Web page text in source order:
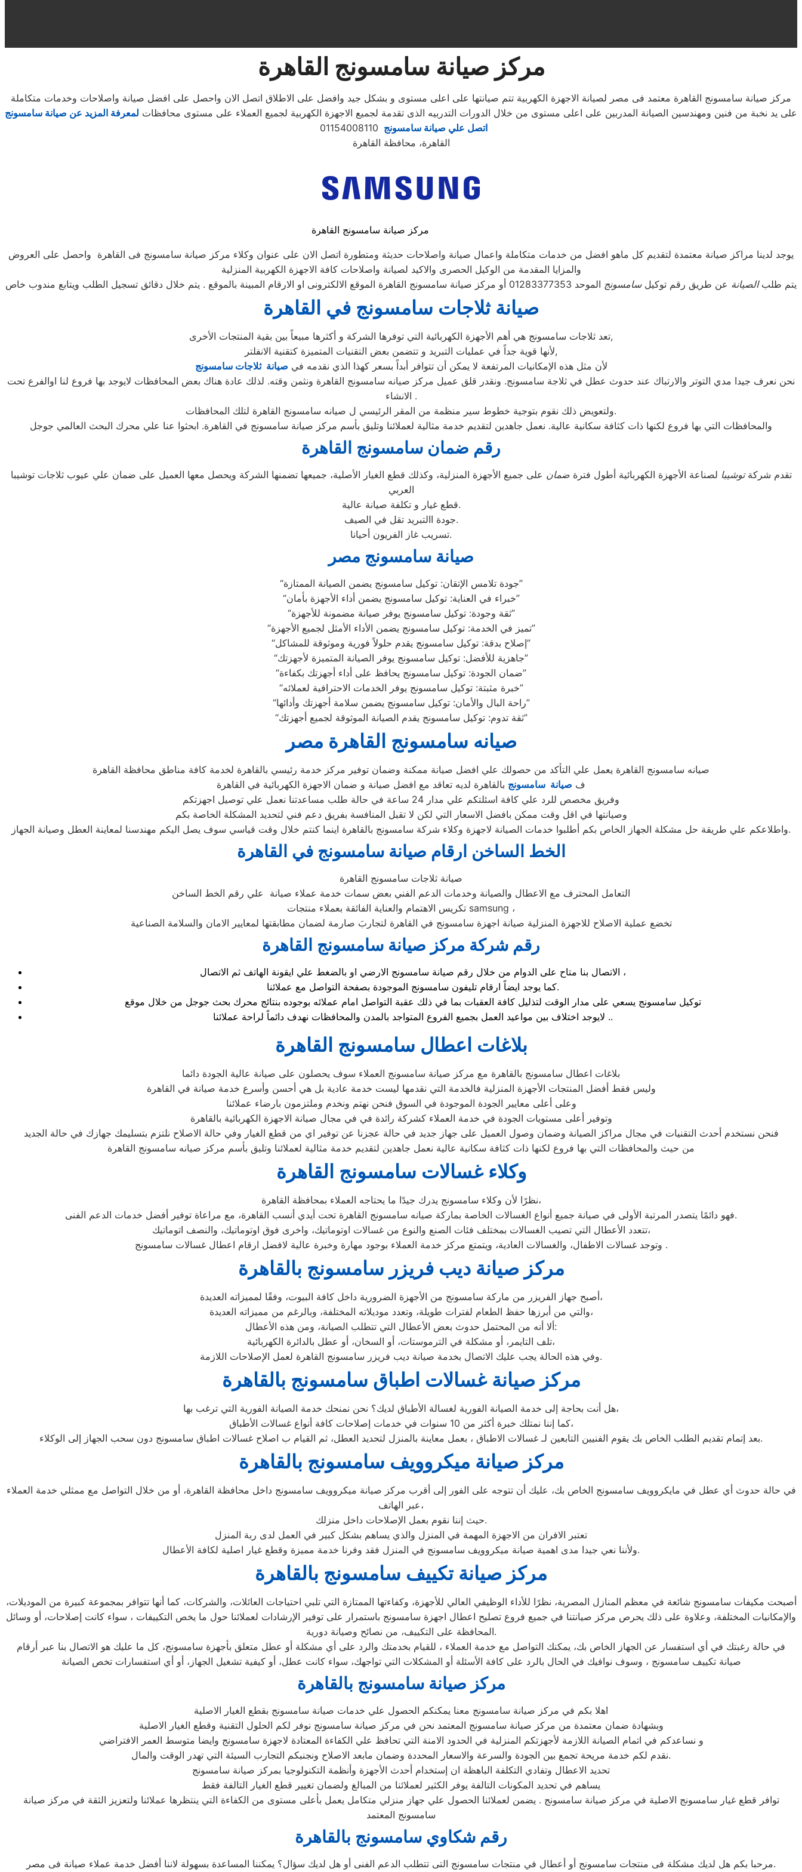
مركز صيانة سامسونج القاهرة
مركز صيانة سامسونج القاهرة معتمد فى مصر لصيانة الاجهزة الكهربية تتم صيانتها على اعلى مستوى و بشكل جيد وافضل على الاطلاق اتصل الان واحصل على افضل صيانة واصلاحات وخدمات متكاملة
على يد نخبة من فنين ومهندسين الصيانة المدربين على اعلى مستوى من خلال الدورات التدربيه الذى تقدمة لجميع الاجهزة الكهربية لجميع العملاء على مستوى محافظات لمعرفة المزيد عن صيانة سامسونج
اتصل علي صيانة سامسونج
القاهرة، محافظة القاهرة
مركز صيانة سامسونج القاهرة
يوجد لدينا مراكز صيانة معتمدة لتقديم كل ماهو افضل من خدمات متكاملة واعمال صيانة واصلاحات حديثة ومتطورة اتصل الان على عنوان وكلاء مركز صيانة سامسونج فى القاهرة واحصل على العروض
والمزايا المقدمة من الوكيل الحصرى والاكيد لصيانة واصلاحات كافة الاجهزة الكهربية المنزلية
يتم طلبالصيانة عن طريق رقم توكيلسامسونج الموحد 01283377353 أو مركز صيانة سامسونج القاهرة الموقع الالكترونى او الارقام المبينة بالموقع . يتم خلال دقائق تسجيل الطلب ويتابع مندوب خاص
صيانة ثلاجات سامسونج في القاهرة
تعد ثلاجات سامسونج هي أهم الأجهزة الكهربائية التي توفرها الشركة و أكثرها مبيعاً بين بقية المنتجات الأخرى,
لأنها قوية جداً في عمليات التبريد و تتضمن بعض التقنيات المتميزة كتقنية الانفلتر,
لأن مثل هذه الإمكانيات المرتفعة لا يمكن أن تتوافر أبداً بسعر كهذا الذي نقدمه في صيانة ثلاجات سامسونج
نحن نعرف جيدا مدي التوتر والارتباك عند حدوث عطل في ثلاجة سامسونج. ونقدر قلق عميل مركز صيانه سامسونج القاهرة ونثمن وقته. لذلك عادة هناك بعض المحافظات لايوجد بها فروع لنا اوالفرع تحت
الانشاء .
ولتعويض ذلك نقوم بتوجية خطوط سير منظمة من المقر الرئيسي ل صيانه سامسونج القاهرة لتلك المحافظات.
والمحافظات التي بها فروع لكنها ذات كثافة سكانية عالية. نعمل جاهدين لتقديم خدمة مثالية لعملائنا وتليق بأسم مركز صيانة سامسونج في القاهرة. ابحثوا عنا علي محرك البحث العالمي جوجل
رقم ضمان سامسونج القاهرة
تقدم شركةتوشيبا لصناعة الأجهزة الكهربائية أطول فترةضمان على جميع الأجهزة المنزلية، وكذلك قطع الغيار الأصلية، جميعها تضمنها الشركة ويحصل معها العميل على ضمان علي عيوب ثلاجات توشيبا
العربي
قطع غيار و تكلفة صيانة عالية.
جودة االتبريد تقل في الصيف.
تسريب غاز الفريون أحيانا.
صيانة سامسونج مصر
“جودة تلامس الإتقان: توكيل سامسونج يضمن الصيانة الممتازة”
“خبراء في العناية: توكيل سامسونج يضمن أداء الأجهزة بأمان”
“ثقة وجودة: توكيل سامسونج يوفر صيانة مضمونة للأجهزة”
“تميز في الخدمة: توكيل سامسونج يضمن الأداء الأمثل لجميع الأجهزة”
“إصلاح بدقة: توكيل سامسونج يقدم حلولاً فورية وموثوقة للمشاكل”
“جاهزية للأفضل: توكيل سامسونج يوفر الصيانة المتميزة لأجهزتك”
“ضمان الجودة: توكيل سامسونج يحافظ على أداء أجهزتك بكفاءة”
“خبرة مثبتة: توكيل سامسونج يوفر الخدمات الاحترافية لعملائه”
“راحة البال والأمان: توكيل سامسونج يضمن سلامة أجهزتك وأدائها”
“ثقة تدوم: توكيل سامسونج يقدم الصيانة الموثوقة لجميع أجهزتك”
صيانه سامسونج القاهرة مصر
صيانه سامسونج القاهرة يعمل علي التأكد من حصولك علي افضل صيانة ممكنة وضمان توفير مركز خدمة رئيسي بالقاهرة لخدمة كافة مناطق محافظة القاهرة
ف صيانة سامسونج بالقاهرة لديه تعاقد مع افضل صيانة و ضمان الاجهزة الكهربائية في القاهرة
وفريق مخصص للرد علي كافة اسئلتكم علي مدار 24 ساعة في حالة طلب مساعدتنا نعمل علي توصيل اجهزتكم
وصيانتها في اقل وقت ممكن بافضل الاسعار التي لكن لا تقبل المنافسة بفريق دعم فني لتحديد المشكلة الخاصة بكم
واطلاعكم علي طريقة حل مشكلة الجهاز الخاص بكم أطلبوا خدمات الصيانة لاجهزة وكلاء شركة سامسونج بالقاهرة اينما كنتم خلال وقت قياسي سوف يصل اليكم مهندسنا لمعاينة العطل وصيانة الجهاز.
الخط الساخن ارقام صيانة سامسونج في القاهرة
صيانة ثلاجات سامسونج القاهرة
التعامل المحترف مع الاعطال والصيانة وخدمات الدعم الفني بعض سمات خدمة عملاء صيانة علي رقم الخط الساخن
تكريس الاهتمام والعناية الفائقة بعملاء منتجات samsung ،
تخضع عملية الاصلاح للاجهزة المنزلية صيانة اجهزة سامسونج في القاهرة لتجاربَ صارمة لضمان مطابقتها لمعايير الامان والسلامة الصناعية
رقم شركة مركز صيانة سامسونج القاهرة
الاتصال بنا متاح على الدوام من خلال رقم صيانة سامسونج الارضي او بالضغط علي ايقونة الهاتف ثم الاتصال ،
كما يوجد ايضاً ارقام تليفون سامسونج الموجودة بصفحة التواصل مع عملائنا.
توكيل سامسونج يسعي على مدار الوقت لتذليل كافة العقبات بما في ذلك عقبة التواصل امام عملائه بوجوده بنتائج محرك بحث جوجل من خلال موقع
لايوجد اختلاف بين مواعيد العمل بجميع الفروع المتواجد بالمدن والمحافظات نهدف دائماً لراحة عملائنا ..
بلاغات اعطال سامسونج القاهرة
بلاغات اعطال سامسونج بالقاهرة مع مركز صيانة سامسونج العملاء سوف يحصلون على صيانة عالية الجودة دائما
وليس فقط أفضل المنتجات الأجهزة المنزلية فالخدمة التي نقدمها ليست خدمة عادية بل هي أحسن وأسرع خدمة صيانة في القاهرة
وعلى أعلى معايير الجودة الموجودة في السوق فنحن نهتم ونخدم وملتزمون بارضاء عملائنا
وتوفير أعلى مستويات الجودة في خدمة العملاء كشركة رائدة في في مجال صيانة الاجهزة الكهربائية بالقاهرة
فنحن نستخدم أحدث التقنيات في مجال مراكز الصيانة وضمان وصول العميل على جهاز جديد في حالة عجزنا عن توفير اي من قطع الغيار وفي حالة الاصلاح نلتزم بتسليمك جهازك في حالة الجديد
من حيث والمحافظات التي بها فروع لكنها ذات كثافة سكانية عالية نعمل جاهدين لتقديم خدمة مثالية لعملائنا وتليق بأسم مركز صيانه سامسونج القاهرة
وكلاء غسالات سامسونج القاهرة
نظرًا لأن وكلاء سامسونج يدرك جيدًا ما يحتاجه العملاء بمحافظة القاهرة،
فهو دائمًا يتصدر المرتبة الأولى في صيانة جميع أنواع الغسالات الخاصة بماركة صيانه سامسونج القاهرة تحت أيدي أنسب القاهرة، مع مراعاة توفير أفضل خدمات الدعم الفنى.
تتعدد الأعطال التي تصيب الغسالات بمختلف فئات الصنع والنوع من غسالات اوتوماتيك، واخرى فوق اوتوماتيك، والنصف اتوماتيك،
وتوجد غسالات الاطفال، والغسالات العادية، ويتمتع مركز خدمة العملاء بوجود مهارة وخبرة عالية لافضل ارقام اعطال غسالات سامسونج .
مركز صيانة ديب فريزر سامسونج بالقاهرة
أصبح جهاز الفريزر من ماركة سامسونج من الأجهزة الضرورية داخل كافة البيوت، وفقًا لمميزاته العديدة،
والتي من أبرزها حفظ الطعام لفترات طويلة، وتعدد موديلاته المختلفة، وبالرغم من مميزاته العديدة،
ألا أنه من المحتمل حدوث بعض الأعطال التي تتطلب الصيانة، ومن هذه الأعطال:
تلف التايمر، أو مشكلة في الترموستات، أو السخان، أو عطل بالدائرة الكهربائية،
وفي هذه الحالة يجب عليك الاتصال بخدمة صيانة ديب فريزر سامسونج القاهرة لعمل الإصلاحات اللازمة.
مركز صيانة غسالات اطباق سامسونج بالقاهرة
هل أنت بحاجة إلى خدمة الصيانة الفورية لغسالة الأطباق لديك؟ نحن نمنحك خدمة الصيانة الفورية التي ترغب بها،
كما إننا نمتلك خبرة أكثر من 10 سنوات في خدمات إصلاحات كافة أنواع غسالات الأطباق،
بعد إتمام تقديم الطلب الخاص بك يقوم الفنيين التابعين لـ غسالات الاطباق ، بعمل معاينة بالمنزل لتحديد العطل، ثم القيام ب اصلاح غسالات اطباق سامسونج دون سحب الجهاز إلى الوكلاء.
مركز صيانة ميكروويف سامسونج بالقاهرة
في حالة حدوث أي عطل في مايكروويف سامسونج الخاص بك، عليك أن تتوجه على الفور إلى أقرب مركز صيانة ميكروويف سامسونج داخل محافظة القاهرة، أو من خلال التواصل مع ممثلي خدمة العملاء
عبر الهاتف،
حيث إننا نقوم بعمل الإصلاحات داخل منزلك.
تعتبر الافران من الاجهزة المهمة في المنزل والذي يساهم بشكل كبير في العمل لدى ربة المنزل
ولأننا نعي جيدا مدى اهمية صيانة ميكروويف سامسونج في المنزل فقد وفرنا خدمة مميزة وقطع غيار اصلية لكافة الأعطال.
مركز صيانة تكييف سامسونج بالقاهرة
أصبحت مكيفات سامسونج شائعة في معظم المنازل المصرية، نظرًا للأداء الوظيفي العالي للأجهزة، وكفاءتها الممتازة التي تلبي احتياجات العائلات، والشركات، كما أنها تتوافر بمجموعة كبيرة من الموديلات،
والإمكانيات المختلفة، وعلاوة على ذلك يحرص مركز صيانتنا في جميع فروع تصليح اعطال اجهزة سامسونج باستمرار على توفير الإرشادات لعملائنا حول ما يخص التكييفات ، سواء كانت إصلاحات، أو وسائل
المحافظة على التكييف، من نصائح وصيانة دورية.
في حالة رغبتك في أي استفسار عن الجهاز الخاص بك، يمكنك التواصل مع خدمة العملاء ، للقيام بخدمتك والرد على أي مشكلة أو عطل متعلق بأجهزة سامسونج، كل ما عليك هو الاتصال بنا عبر أرقام
صيانة تكييف سامسونج ، وسوف نوافيك في الحال بالرد على كافة الأسئلة أو المشكلات التي تواجهك، سواء كانت عطل، أو كيفية تشغيل الجهاز، أو أي استفسارات تخص الصيانة
مركز صيانة سامسونج بالقاهرة
اهلا بكم في مركز صيانة سامسونج معنا يمكنكم الحصول علي خدمات صيانة سامسونج بقطع الغيار الاصلية
وبشهادة ضمان معتمدة من مركز صيانة سامسونج المعتمد نحن في مركز صيانة سامسونج نوفر لكم الحلول التقنية وقطع الغيار الاصلية
و نساعدكم في اتمام الصيانة اللازمة لأجهزتكم المنزلية في الحدود الامنة التي تحافظ علي الكفاءة المعتادة لاجهزة سامسونج وايضا متوسط العمر الافتراضي
نقدم لكم خدمة مريحة تجمع بين الجودة والسرعة والاسعار المحددة وضمان مابعد الاصلاح ونجنبكم التجارب السيئة التي تهدر الوقت والمال.
تحديد الاعطال وتفادي التكلفة الباهظة ان إستخدام أحدث الأجهزة وأنظمة التكنولوجيا بمركز صيانة سامسونج
يساهم في تحديد المكونات التالفة يوفر الكثير لعملائنا من المبالغ ولضمان تغيير قطع الغيار التالفة فقط
توافر قطع غيار سامسونج الاصلية في مركز صيانة سامسونج . يضمن لعملائنا الحصول علي جهاز منزلي متكامل يعمل بأعلى مستوى من الكفاءة التي ينتظرها عملائنا ولتعزيز الثقة في مركز صيانة
سامسونج المعتمد
رقم شكاوي سامسونج بالقاهرة
مرحبا بكم هل لديك مشكلة فى منتجات سامسونج أو أعطال في منتجات سامسونج التى تتطلب الدعم الفنى أو هل لديك سؤال؟ يمكننا المساعدة بسهولة لاننا أفضل خدمة عملاء صيانة فى مصر.